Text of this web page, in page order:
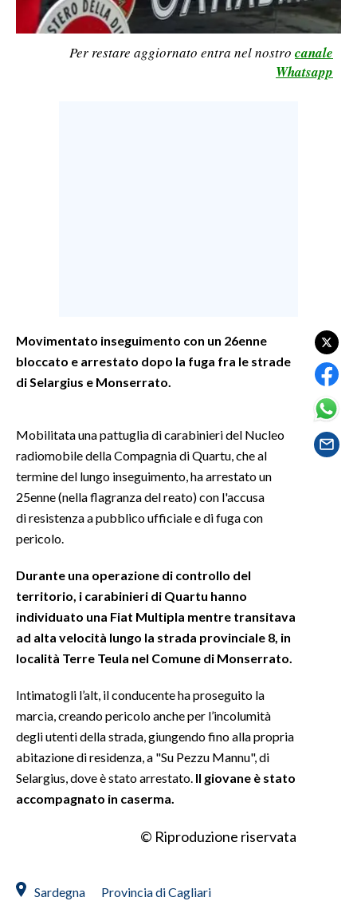
SPORT
RISULTATI E CLASSIFICHE
GOSSIP
SALUTE
SARDI NEL MONDO
NOTIZIE
EVENTI
#CARAUNIONE
3 MINUTI CON
INSULARITÀ
INFO AZIENDE
NECROLOGI
PUBBLICITÀ
SPIAGGE
STORE
Per restare aggiornato entra nel nostro canale
Whatsapp
Movimentato inseguimento con un 26enne
bloccato e arrestato dopo la fuga fra le strade
di Selargius e Monserrato.
Mobilitata una pattuglia di carabinieri del Nucleo
radiomobile della Compagnia di Quartu, che al
termine del lungo inseguimento, ha arrestato un
25enne (nella flagranza del reato) con l'accusa
di resistenza a pubblico ufficiale e di fuga con
pericolo.
Durante una operazione di controllo del
territorio, i carabinieri di Quartu hanno
individuato una Fiat Multipla mentre transitava
ad alta velocità lungo la strada provinciale 8, in
località Terre Teula nel Comune di Monserrato.
Intimatogli l’alt, il conducente ha proseguito la
marcia, creando pericolo anche per l’incolumità
degli utenti della strada, giungendo fino alla propria
abitazione di residenza, a "Su Pezzu Mannu", di
Selargius, dove è stato arrestato. Il giovane è stato
accompagnato in caserma.
© Riproduzione riservata
Sardegna Provincia di Cagliari